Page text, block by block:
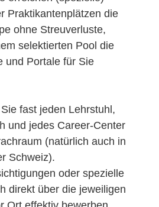
Praktikantenplätzen die
ohne Streuverluste,
selektierten Pool die
und Portale für Sie
fast jeden Lehrstuhl,
und jedes Career-Center
(natürlich auch in
Schweiz).
oder spezielle
direkt über die jeweiligen